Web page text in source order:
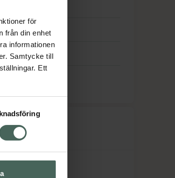
för
från din enhet
informationen
Samtycke till
Ett